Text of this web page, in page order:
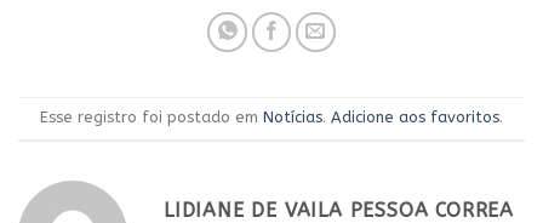
Esse registro foi postado em Notícias. Adicione aos favoritos.
LIDIANE DE VAILA PESSOA CORREA